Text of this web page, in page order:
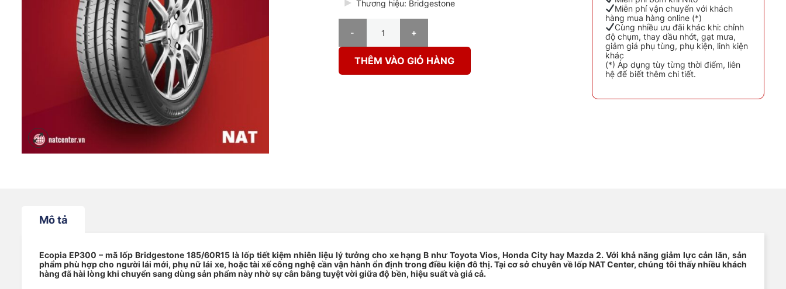
Thương hiệu: Bridgestone
THÊM VÀO GIỎ HÀNG
Miễn phí vận chuyển với khách
hàng mua hàng online (*)
Cùng nhiều ưu đãi khác khi: chỉnh
độ chụm, thay dầu nhớt, gạt mưa,
giảm giá phụ tùng, phụ kiện, linh kiện
khác
(*) Áp dụng tùy từng thời điểm, liên
hệ để biết thêm chi tiết.
Mô tả
Ecopia EP300 – mã lốp Bridgestone 185/60R15 là lốp tiết kiệm nhiên liệu lý tưởng cho xe hạng B như Toyota Vios, Honda City hay Mazda 2. Với khả năng giảm lực cản lăn, sản
phẩm phù hợp cho người lái mới, phụ nữ lái xe, hoặc tài xế công nghệ cần vận hành ổn định trong điều kiện đô thị. Tại cơ sở chuyên về lốp NAT Center, chúng tôi thấy nhiều khách
hàng đã hài lòng khi chuyển sang dùng sản phẩm này nhờ sự cân bằng tuyệt vời giữa độ bền, hiệu suất và giá cả.